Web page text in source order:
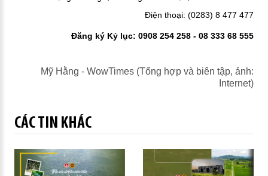
Điện thoại: (0283) 8 477 477
Đăng ký Kỷ lục: 0908 254 258 - 08 333 68 555
Mỹ Hằng - WowTimes (Tổng hợp và biên tập, ảnh:
Internet)
CÁC TIN KHÁC